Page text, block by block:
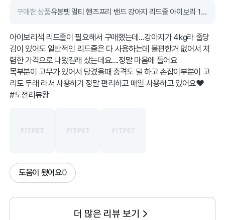
구매한 상품 유봉펫 멀티 핸즈프리 밴드 강아지 리드줄 아이보리 15mm-2.5M
아이보리색 리드줄이 필요해서 구매했는데...강아지가 4kg라 줄당
김이 있어도 일반적인 리드줄은 다 사용하는데 불편한거 없어서 저
렴한 가격으로 나왔길래 샀는데요....정말 마음에 들어요
목부분이 고무가 있어서 당겼을때 충격도 덜 하고 손잡이부분이 고
리도 두래 라서 사용하기 정말 편리하고 매일 사용하고 있어요❤️
#도전리뷰왕
도움이 됐어요0
더 많은 리뷰 보기